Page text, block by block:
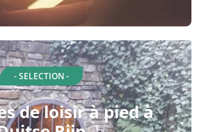
- SELECTION -
de loisir à pied à